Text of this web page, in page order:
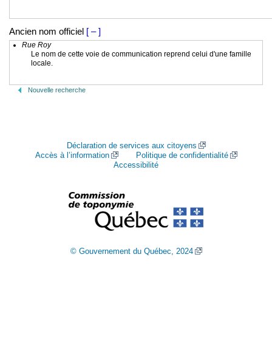
Ancien nom officiel [ – ]
Rue Roy
Le nom de cette voie de communication reprend celui d'une famille
locale.
Nouvelle recherche
Déclaration de services aux citoyens
Accès à l’information
Politique de confidentialité
Accessibilité
© Gouvernement du Québec, 2024